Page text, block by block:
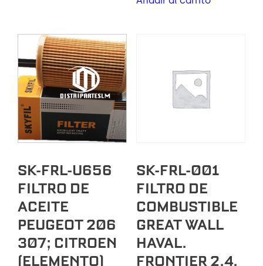
SK-FRL-U656
FILTRO DE
ACEITE
PEUGEOT 206
307; CITROEN
(ELEMENTO)
SK-FRL-001
FILTRO DE
COMBUSTIBLE
GREAT WALL
HAVAL.
FRONTIER 2.4.